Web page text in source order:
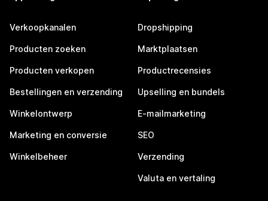
Verkoopkanalen
Producten zoeken
Producten verkopen
Bestellingen en verzending
Winkelontwerp
Marketing en conversie
Winkelbeheer
Dropshipping
Marktplaatsen
Productrecensies
Upselling en bundels
E-mailmarketing
SEO
Verzending
Valuta en vertaling